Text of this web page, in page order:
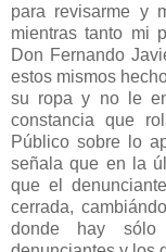
para revisarme y
mientras tanto mi
Don Fernando
estos mismos
su ropa y no le
constancia que
Público sobre lo
señala que en la
que el
cerrada,
donde hay sólo